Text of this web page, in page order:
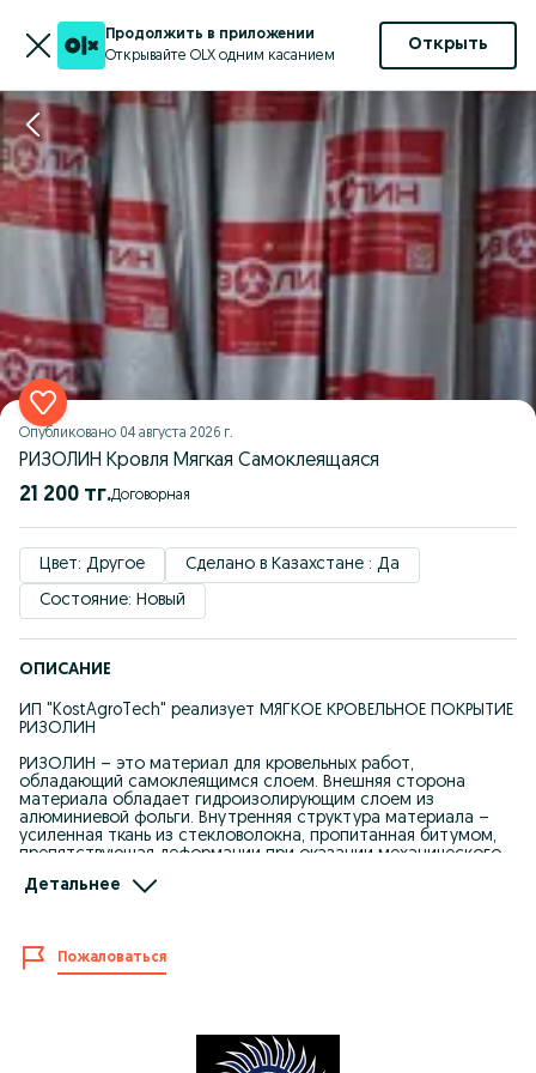
Продолжить в приложении
Открывайте OLX одним касанием
Открыть
Опубликовано 04 августа 2026 г.
РИЗОЛИН Кровля Мягкая Самоклеящаяся
21 200 тг. Договорная
Цвет: Другое
Сделано в Казахстане : Да
Состояние: Новый
ОПИСАНИЕ
ИП "KostAgroTech" реализует МЯГКОЕ КРОВЕЛЬНОЕ ПОКРЫТИЕ
РИЗОЛИН
РИЗОЛИН – это материал для кровельных работ,
обладающий самоклеящимся слоем. Внешняя сторона
материала обладает гидроизолирующим слоем из
алюминиевой фольги. Внутренняя структура материала –
усиленная ткань из стекловолокна, пропитанная битумом,
препятствующая деформации при оказании механического
ПРЕИМУЩЕСТВА:
1.«Ризолин» легко клеится на ЛЮБУЮ поверхность;
2.Монтаж материала элементарен – достаточно всего двух
3.«Ризолин» отлично прикрепляется даже к неровной
Детальнее
Пожаловаться